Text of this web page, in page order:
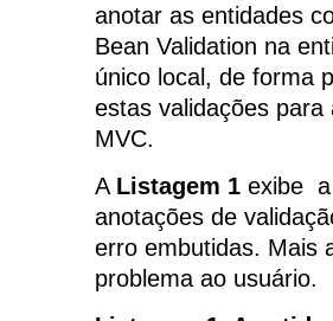
anotar as entidades
Bean Validation na
único local, de forma
estas validações
MVC.
A Listagem 1 exibe a
anotações de
erro embutidas. Mais
problema ao usuário.